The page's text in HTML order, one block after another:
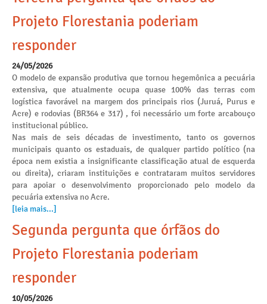
Projeto Florestania poderiam
responder
24/05/2026
O modelo de expansão produtiva que tornou hegemônica a pecuária
extensiva, que atualmente ocupa quase 100% das terras com
logística favorável na margem dos principais rios (Juruá, Purus e
Acre) e rodovias (BR364 e 317) , foi necessário um forte arcabouço
institucional público.
Nas mais de seis décadas de investimento, tanto os governos
municipais quanto os estaduais, de qualquer partido político (na
época nem existia a insignificante classificação atual de esquerda
ou direita), criaram instituições e contrataram muitos servidores
para apoiar o desenvolvimento proporcionado pelo modelo da
pecuária extensiva no Acre.
[leia mais...]
Segunda pergunta que órfãos do
Projeto Florestania poderiam
responder
10/05/2026